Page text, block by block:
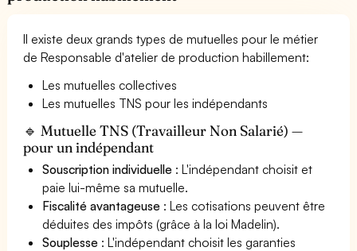
Il existe deux grands types de mutuelles pour le métier
de Responsable d'atelier de production habillement:
Les mutuelles collectives
Les mutuelles TNS pour les indépendants
🔹 Mutuelle TNS (Travailleur Non Salarié) —
pour un indépendant
Souscription individuelle : L'indépendant choisit et
paie lui-même sa mutuelle.
Fiscalité avantageuse : Les cotisations peuvent être
déduites des impôts (grâce à la loi Madelin).
Souplesse : L'indépendant choisit les garanties